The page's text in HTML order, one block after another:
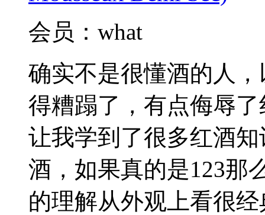
会员：what
确实不是很懂酒的人
得糟蹋了，有点侮辱
让我学到了很多红酒
酒，如果真的是123那
的理解从外观上看很